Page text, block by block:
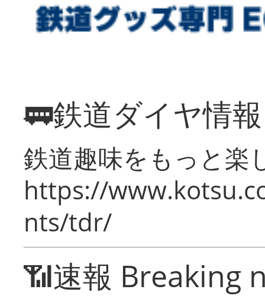
🚃鉄道ダイヤ情
鉄道趣味をもっと楽
https://
nts/tdr/
📶速報 Breaking